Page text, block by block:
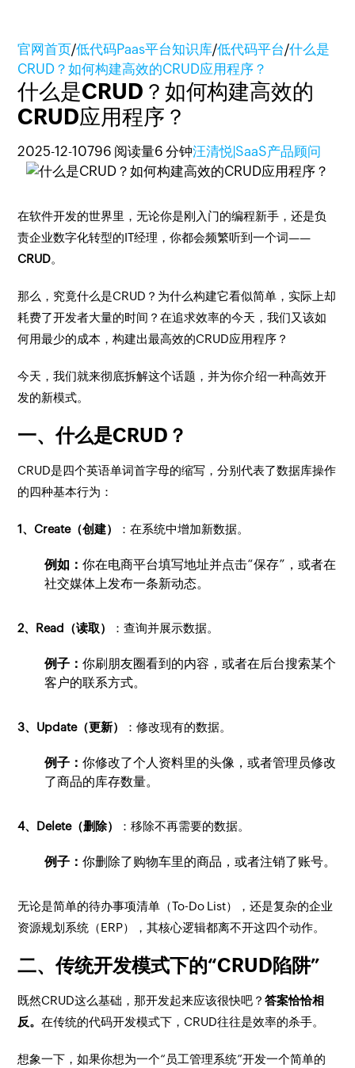
官网首页/低代码Paas平台知识库/低代码平台/什么是
CRUD？如何构建高效的CRUD应用程序？
什么是CRUD？如何构建高效的
CRUD应用程序？
2025-12-10796 阅读量6 分钟汪清悦|SaaS产品顾问
在软件开发的世界里，无论你是刚入门的编程新手，还是负
责企业数字化转型的IT经理，你都会频繁听到一个词——
CRUD。
那么，究竟什么是CRUD？为什么构建它看似简单，实际上却
耗费了开发者大量的时间？在追求效率的今天，我们又该如
何用最少的成本，构建出最高效的CRUD应用程序？
今天，我们就来彻底拆解这个话题，并为你介绍一种高效开
发的新模式。
一、什么是CRUD？
CRUD是四个英语单词首字母的缩写，分别代表了数据库操作
的四种基本行为：
1、Create（创建） ：在系统中增加新数据。
例如：你在电商平台填写地址并点击“保存”，或者在
社交媒体上发布一条新动态。
2、Read（读取） ：查询并展示数据。
例子：你刷朋友圈看到的内容，或者在后台搜索某个
客户的联系方式。
3、Update（更新） ：修改现有的数据。
例子：你修改了个人资料里的头像，或者管理员修改
了商品的库存数量。
4、Delete（删除） ：移除不再需要的数据。
例子：你删除了购物车里的商品，或者注销了账号。
无论是简单的待办事项清单（To-Do List），还是复杂的企业
资源规划系统（ERP），其核心逻辑都离不开这四个动作。
二、传统开发模式下的“CRUD陷阱”
既然CRUD这么基础，那开发起来应该很快吧？答案恰恰相
反。在传统的代码开发模式下，CRUD往往是效率的杀手。
想象一下，如果你想为一个“员工管理系统”开发一个简单的